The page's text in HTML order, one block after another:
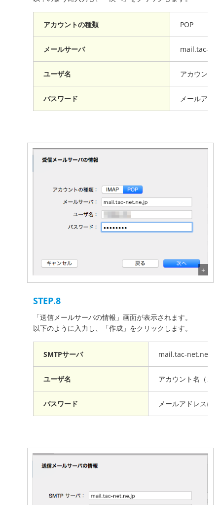
アカウントの種類 POP
メールサーバ mail.tac-
ユーザ名 アカウント
パスワード メールアド
STEP.8
「送信メールサーバの情報」画面が表示されます。
以下のように入力し、「作成」をクリックします。
SMTPサーバ mail.tac-net.ne.jp
ユーザ名 アカウント名（メ
パスワード メールアドレスに